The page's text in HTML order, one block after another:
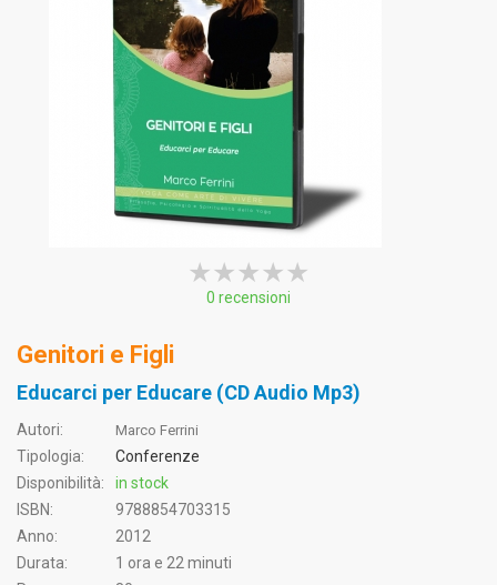
★★★★★
★★★★★
★★★★★
0 recensioni
Genitori e Figli
Educarci per Educare (CD Audio Mp3)
Autori: Marco Ferrini
Tipologia:
Conferenze
Disponibilità:
in stock
ISBN:
9788854703315
Anno:
2012
Durata:
1 ora e 22 minuti